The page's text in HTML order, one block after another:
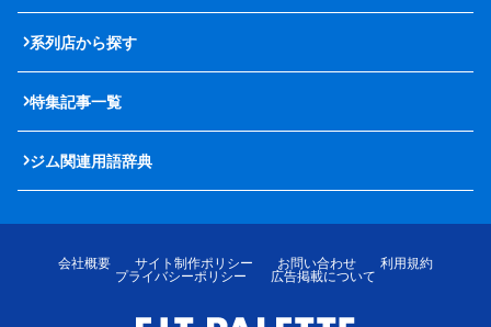
系列店から探す
特集記事一覧
ジム関連用語辞典
会社概要 サイト制作ポリシー お問い合わせ
利用規約
プライバシーポリシー
広告掲載について